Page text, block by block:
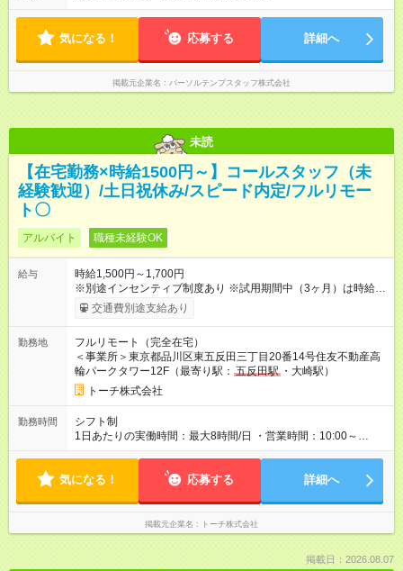
気になる！ 応募する 詳細へ
掲載元企業名 パーソルテンプスタッフ株式会社
未読
【在宅勤務×時給1500円～】コールスタッフ（未
経験歓迎）/土日祝休み/スピード内定/フルリモー
ト〇
アルバイト 職種未経験OK
給与
時給1,500円～1,700円
※別途インセンティブ制度あり ※試用期間中（3ヶ月）は時給
1,400円 【試用期間】試用期間あり 試用期間の長さ：3ヶ月
※ 雇用形態と給与に、本採用時と異なる部分があります。 雇用
初回3ヶ月契約、以降は6ヶ月毎に更新 ・試用期間：3ヶ月 ・契
約更新：あり（契約満了時の業務量、勤務態度、勤務成績によ
り判断）、更新上限なし
交通費別途支給あり
勤務地
フルリモート（完全在宅）
＜事業所＞東京都品川区東五反田三丁目20番14号住友不動産高
輪パークタワー12F（最寄り駅： 五反田駅 ・大崎駅）
トーチ株式会社
勤務時間
シフト制
1日あたりの実働時間：最大8時間/日 ・営業時間：10:00～
19:00（平日のみ） ※9:00～の勤務も応相談 ・勤務日数：週3
気になる！ 応募する 詳細へ
掲載元企業名 トーチ株式会社
掲載日：2026.08.07